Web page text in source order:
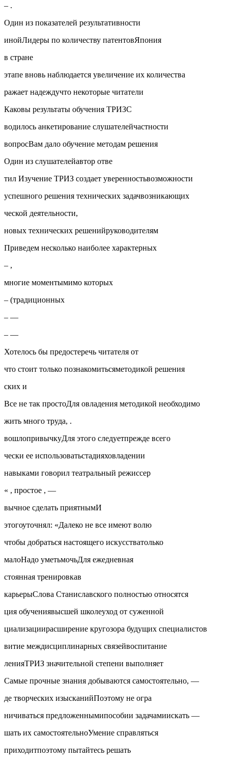
– .
Один из показателей результативности
инойЛидеры по количеству патентовЯпония
в стране
этапе вновь наблюдается увеличение их количества
ражает надеждучто некоторые читатели
Каковы результаты обучения ТРИЗС
водилось анкетирование слушателейчастности
вопросВам дало обучение методам решения
Один из слушателейавтор отве
тил Изучение ТРИЗ создает уверенностьвозможности
успешного решения технических задачвозникающих
ческой деятельности,
новых технических решенийруководителям
Приведем несколько наиболее характерных
– ,
многие моментымимо которых
– (традиционных
– —
– —
Хотелось бы предостеречь читателя от
что стоит только познакомитьсяметодикой решения
ских и
Все не так простоДля овладения методикой необходимо
жить много труда, .
вошлопривычкуДля этого следуетпрежде всего
чески ее использоватьстадияховладении
навыками говорил театральный режиссер
« , простое , —
вычное сделать приятнымИ
этогоуточнял: «Далеко не все имеют волю
чтобы добраться настоящего искусстватолько
малоНадо уметьмочьДля ежедневная
стоянная тренировкав
карьерыСлова Станиславского полностью относятся
ция обучениявысшей школеуход от суженной
циализациирасширение кругозора будущих специалистов
витие междисциплинарных связейвоспитание
ленияТРИЗ значительной степени выполняет
Самые прочные знания добываются самостоятельно, —
де творческих изысканийПоэтому не огра
ничиваться предложеннымипособии задачамиискать —
шать их самостоятельноУмение справляться
приходитпоэтому пытайтесь решать